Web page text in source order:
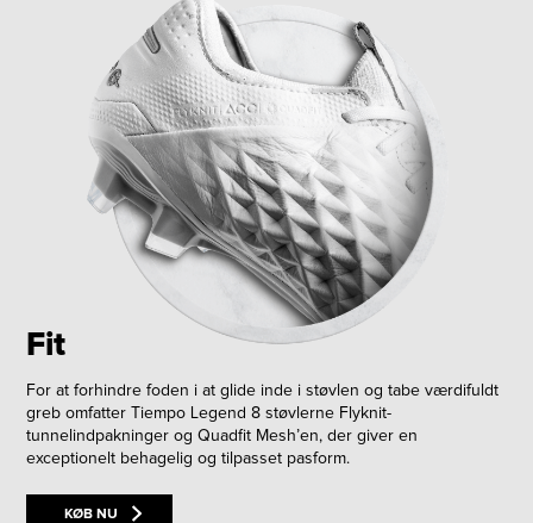
Fit
For at forhindre foden i at glide inde i støvlen og tabe værdifuldt
greb omfatter Tiempo Legend 8 støvlerne Flyknit-
tunnelindpakninger og Quadfit Mesh’en, der giver en
exceptionelt behagelig og tilpasset pasform.
KØB NU